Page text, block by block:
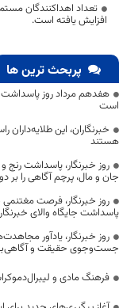
افزایش یافته است.
پربحث ترین ها
هفدهم مرداد روز
است
خبرنگاران، این
هستند
روز خبرنگار، پاسداشت
جان و مال، پرچم آگاهی را
روز خبرنگار، فرصت
پاسداشت جایگاه والای
روز خبرنگار، یادآور
جست‌وجوی حقیقت و
فرهنگ مادی و